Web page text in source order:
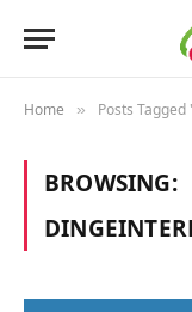
Home » Posts
BROWSING: